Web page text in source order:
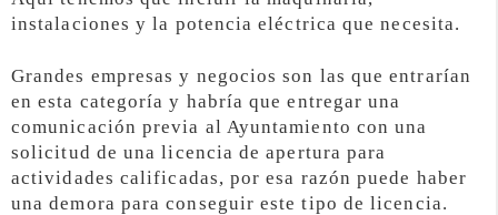
instalaciones y la potencia eléctrica que necesita.
Grandes empresas y negocios son las que entrarían
en esta categoría y habría que entregar una
comunicación previa al Ayuntamiento con una
solicitud de una licencia de apertura para
actividades calificadas, por esa razón puede haber
una demora para conseguir este tipo de licencia.